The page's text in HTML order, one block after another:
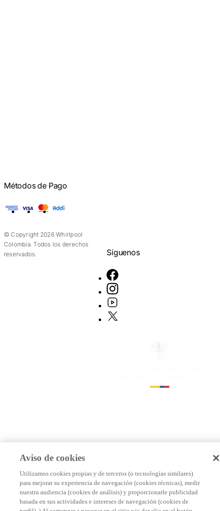
Métodos de Pago
American Express
Visa Mastercard
© Copyright 2026 Whirlpool
Colombia. Todos los derechos
reservados.
Síguenos
Aviso de cookies
Utilizamos cookies propias y de terceros (o tecnologías similares)
para mejorar su experiencia de navegación (cookies técnicas), medir
nuestra audiencia (cookies de análisis) y proporcionarle publicidad
basada en sus actividades e intereses de navegación (cookies de